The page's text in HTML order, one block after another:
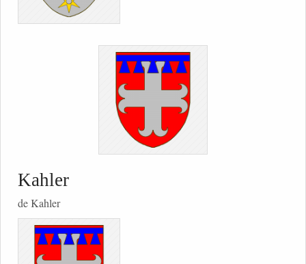
Kahler
de Kahler